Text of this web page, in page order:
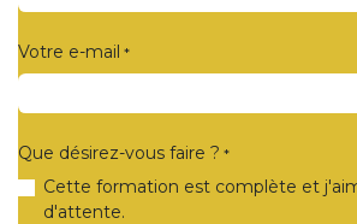
Votre e-mail *
Que désirez-vous faire ? *
Cette formation est complète et
d'attente.